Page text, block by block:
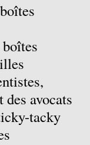
des avocats
tacky